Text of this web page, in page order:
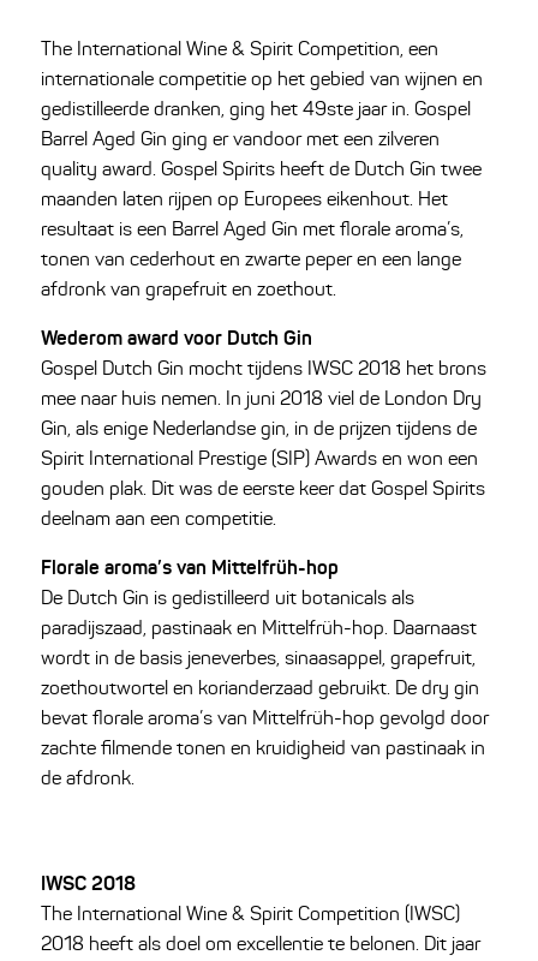
The International Wine & Spirit Competition, een
internationale competitie op het gebied van wijnen en
gedistilleerde dranken, ging het 49ste jaar in. Gospel
Barrel Aged Gin ging er vandoor met een zilveren
quality award. Gospel Spirits heeft de Dutch Gin twee
maanden laten rijpen op Europees eikenhout. Het
resultaat is een Barrel Aged Gin met florale aroma’s,
tonen van cederhout en zwarte peper en een lange
afdronk van grapefruit en zoethout.
Wederom award voor Dutch Gin
Gospel Dutch Gin mocht tijdens IWSC 2018 het brons
mee naar huis nemen. In juni 2018 viel de London Dry
Gin, als enige Nederlandse gin, in de prijzen tijdens de
Spirit International Prestige (SIP) Awards en won een
gouden plak. Dit was de eerste keer dat Gospel Spirits
deelnam aan een competitie.
Florale aroma’s van Mittelfrüh-hop
De Dutch Gin is gedistilleerd uit botanicals als
paradijszaad, pastinaak en Mittelfrüh-hop. Daarnaast
wordt in de basis jeneverbes, sinaasappel, grapefruit,
zoethoutwortel en korianderzaad gebruikt. De dry gin
bevat florale aroma’s van Mittelfrüh-hop gevolgd door
zachte filmende tonen en kruidigheid van pastinaak in
de afdronk.
IWSC 2018
The International Wine & Spirit Competition (IWSC)
2018 heeft als doel om excellentie te belonen. Dit jaar